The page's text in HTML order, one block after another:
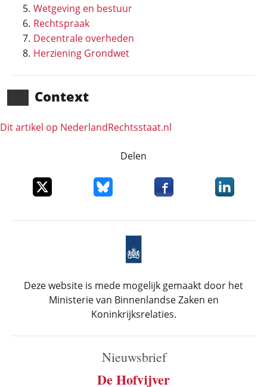
Wetgeving en bestuur
Rechtspraak
Decentrale overheden
Herziening Grondwet
Context
Dit artikel op NederlandRechts­staat.nl
Delen
Deel dit item op XDeel dit item op Bluesky
Deel dit item opDeel dit
Deze website is mede mogelijk gemaakt door het
Ministerie van Binnenlandse Zaken en
Koninkrijksrelaties.
Nieuwsbrief
De Hofvijver